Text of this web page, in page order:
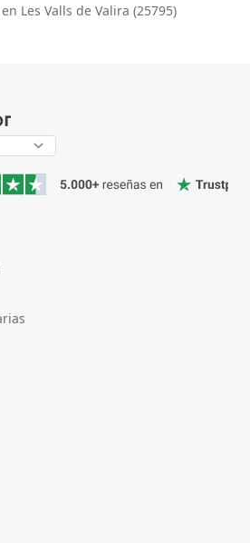
Les Valls de Valira (25795)